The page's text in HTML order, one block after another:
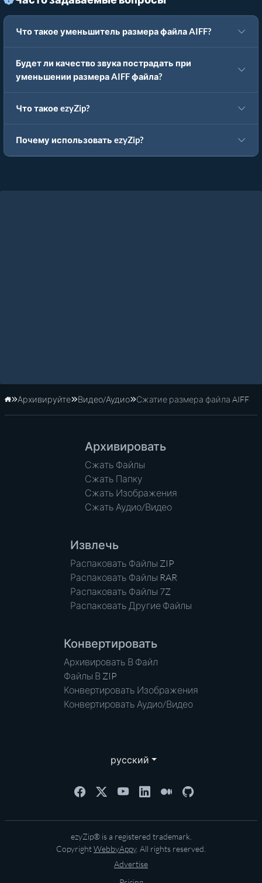
Что такое уменьшитель размера файла AIFF?
Будет ли качество звука пострадать при
уменьшении размера AIFF файла?
Что такое ezyZip?
Почему использовать ezyZip?
Главная
Архивируйте Видео/Аудио Сжатие размера файла AIFF
Архивировать
Сжать Файлы
Сжать Папку
Сжать Изображения
Сжать Аудио/Видео
Извлечь
Распаковать Файлы ZIP
Распаковать Файлы RAR
Распаковать Файлы 7Z
Распаковать Другие Файлы
Конвертировать
Архивировать В Файл
Файлы В ZIP
Конвертировать Изображения
Конвертировать Аудио/Видео
русский
ezyZip® is a registered trademark.
CopyrightWebbyAppy. All rights reserved.
Advertise